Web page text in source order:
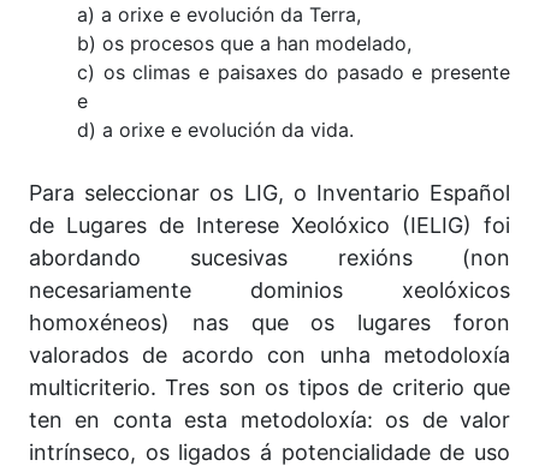
a) a orixe e evolución da Terra,
b) os procesos que a han modelado,
c) os climas e paisaxes do pasado e presente
e
d) a orixe e evolución da vida.
Para seleccionar os LIG, o Inventario Español
de Lugares de Interese Xeolóxico (IELIG) foi
abordando sucesivas rexións (non
necesariamente dominios xeolóxicos
homoxéneos) nas que os lugares foron
valorados de acordo con unha metodoloxía
multicriterio. Tres son os tipos de criterio que
ten en conta esta metodoloxía: os de valor
intrínseco, os ligados á potencialidade de uso